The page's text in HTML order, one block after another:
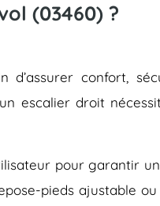
(03460) ?
d’assurer confort,
escalier droit
pour garantir
pieds ajustable